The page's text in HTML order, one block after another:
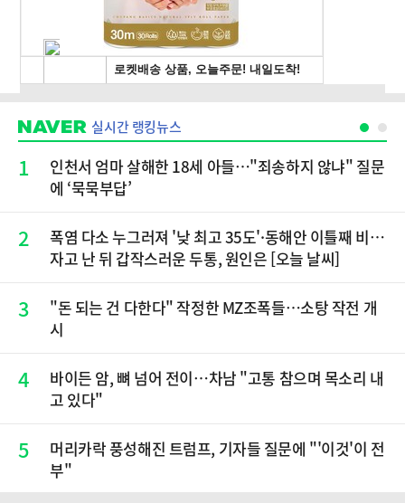
실시간 랭킹뉴스
1
인천서 엄마 살해한 18세 아들…"죄송하지 않냐" 질문
에 ‘묵묵부답’
2
폭염 다소 누그러져 '낮 최고 35도'·동해안 이틀째 비…
자고 난 뒤 갑작스러운 두통, 원인은 [오늘 날씨]
3
"돈 되는 건 다한다" 작정한 MZ조폭들…소탕 작전 개
시
4
바이든 암, 뼈 넘어 전이…차남 "고통 참으며 목소리 내
고 있다"
5
머리카락 풍성해진 트럼프, 기자들 질문에 "'이것'이 전
부"